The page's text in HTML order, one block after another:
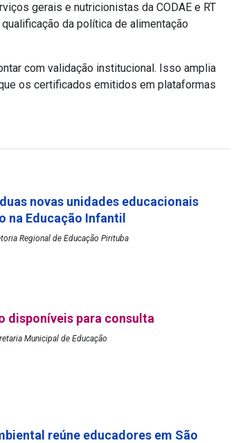
gerais e nutricionistas da CODAE e RT
da política de alimentação
com validação institucional. Isso amplia
os certificados emitidos em plataformas
novas unidades educacionais
na Educação Infantil
Regional de Educação Pirituba
disponíveis para consulta
Municipal de Educação
reúne educadores em São